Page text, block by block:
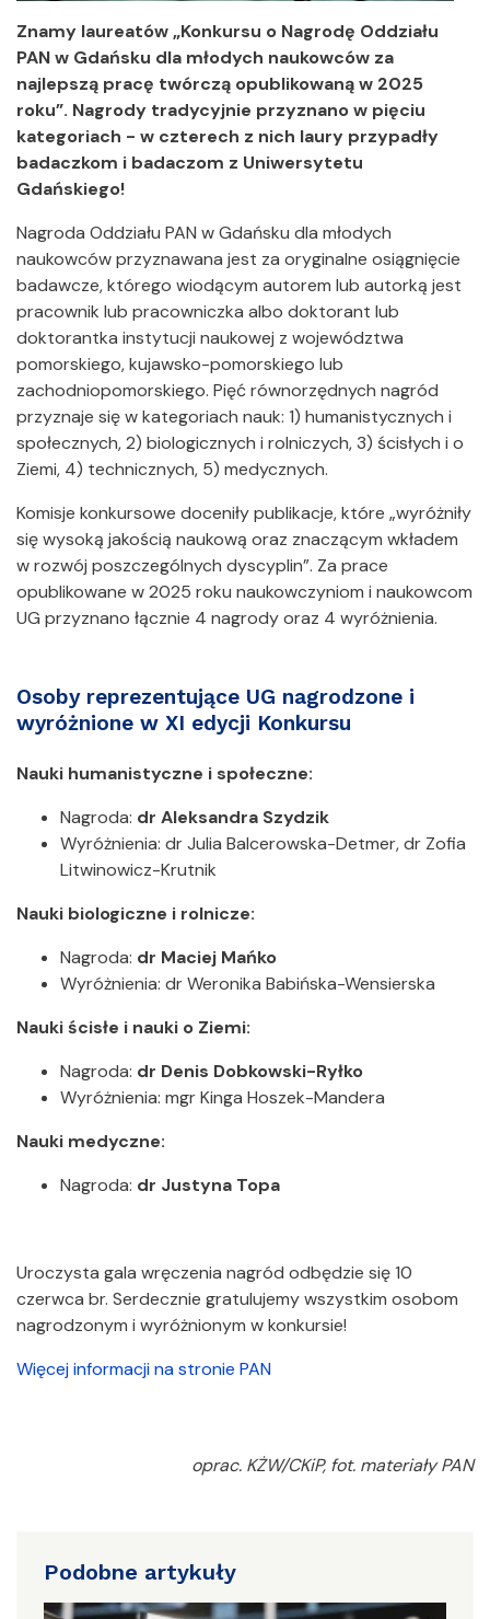
Znamy laureatów „Konkursu o Nagrodę Oddziału
PAN w Gdańsku dla młodych naukowców za
najlepszą pracę twórczą opublikowaną w 2025
roku”. Nagrody tradycyjnie przyznano w pięciu
kategoriach - w czterech z nich laury przypadły
badaczkom i badaczom z Uniwersytetu
Gdańskiego!
Nagroda Oddziału PAN w Gdańsku dla młodych
naukowców przyznawana jest za oryginalne osiągnięcie
badawcze, którego wiodącym autorem lub autorką jest
pracownik lub pracowniczka albo doktorant lub
doktorantka instytucji naukowej z województwa
pomorskiego, kujawsko-pomorskiego lub
zachodniopomorskiego. Pięć równorzędnych nagród
przyznaje się w kategoriach nauk: 1) humanistycznych i
społecznych, 2) biologicznych i rolniczych, 3) ścisłych i o
Ziemi, 4) technicznych, 5) medycznych.
Komisje konkursowe doceniły publikacje, które „wyróżniły
się wysoką jakością naukową oraz znaczącym wkładem
w rozwój poszczególnych dyscyplin”. Za prace
opublikowane w 2025 roku naukowczyniom i naukowcom
UG przyznano łącznie 4 nagrody oraz 4 wyróżnienia.
Osoby reprezentujące UG nagrodzone i
wyróżnione w XI edycji Konkursu
Nauki humanistyczne i społeczne:
Nagroda: dr Aleksandra Szydzik
Wyróżnienia: dr Julia Balcerowska-Detmer, dr Zofia
Litwinowicz-Krutnik
Nauki biologiczne i rolnicze:
Nagroda: dr Maciej Mańko
Wyróżnienia: dr Weronika Babińska-Wensierska
Nauki ścisłe i nauki o Ziemi:
Nagroda: dr Denis Dobkowski-Ryłko
Wyróżnienia: mgr Kinga Hoszek-Mandera
Nauki medyczne:
Nagroda: dr Justyna Topa
Uroczysta gala wręczenia nagród odbędzie się 10
czerwca br. Serdecznie gratulujemy wszystkim osobom
nagrodzonym i wyróżnionym w konkursie!
Więcej informacji na stronie PAN
oprac. KŻW/CKiP, fot. materiały PAN
Podobne artykuły